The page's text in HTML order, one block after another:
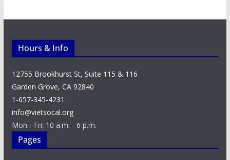
Hours & Info
12755 Brookhurst St, Suite 115 & 116
Garden Grove, CA 92840
1-657-345-4231
info@vietsocal.org
Mon - Fri: 10 a.m. - 6 p.m.
Pages